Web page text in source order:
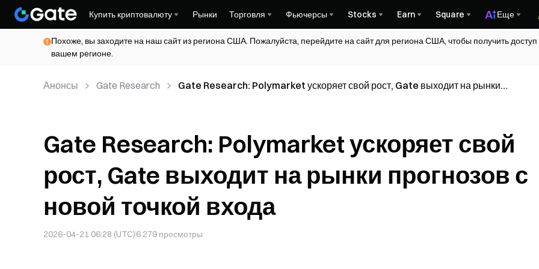
Купить криптовалюту Рынки Торговля Фьючерсы Stocks Earn Square Еще
Похоже, вы заходите на наш сайт из региона США. Пожалуйста, перейдите на сайт для региона США, чтобы получить
вашем регионе.
Анонсы Gate Research
Gate Research: Polymarket ускоряет свой рост, Gate выходит на рынки
Gate Research: Polymarket ускоряет свой
рост, Gate выходит на рынки прогнозов с
новой точкой входа
2026-04-21 06:28 (UTC)6 279 просмотры